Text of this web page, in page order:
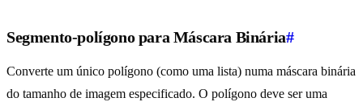
Segmento-polígono para Máscara Binária#
Converte um único polígono (como uma lista) numa máscara binária
do tamanho de imagem especificado. O polígono deve ser uma